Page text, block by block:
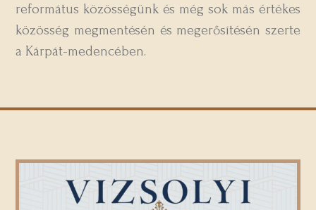
református közösségünk és még sok más értékes
közösség megmentésén és megerősítésén szerte
a Kárpát-medencében.